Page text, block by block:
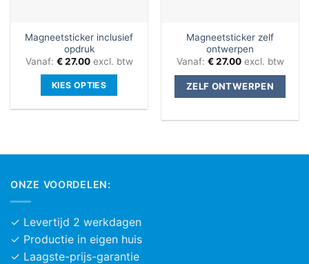
Magneetsticker inclusief
opdruk
Vanaf: €27.00excl. btw
KIES OPTIES
optie
gekozen
worden
op
de
Magneetsticker zelf
ontwerpen
Vanaf: €27.00excl. btw
ZELF ONTWERPEN
heeft
ONZE VOORDELEN:
✓ Levertijd 2 werkdagen
✓ Productie in eigen huis
✓ Laagste-prijs-garantie